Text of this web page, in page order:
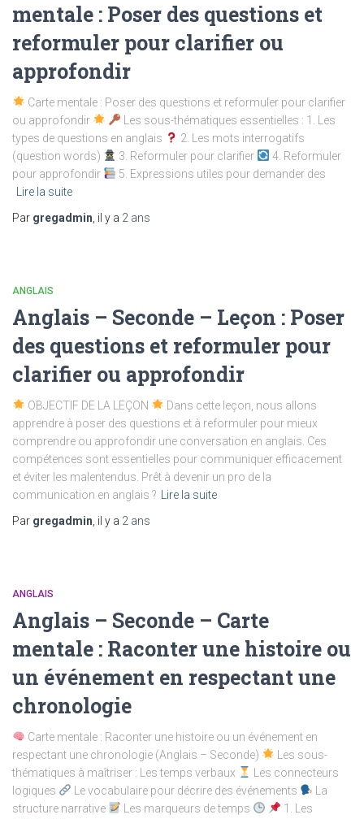
mentale : Poser des questions et
reformuler pour clarifier ou
approfondir
Carte mentale : Poser des questions et reformuler pour clarifier
ou approfondir
Les sous-thématiques essentielles : 1. Les
types de questions en anglais
2. Les mots interrogatifs
(question words)
3. Reformuler pour clarifier
4. Reformuler
pour approfondir
5. Expressions utiles pour demander des
Lire la suite
Par gregadmin , il y a 2 ans
ANGLAIS
Anglais – Seconde – Leçon : Poser
des questions et reformuler pour
clarifier ou approfondir
OBJECTIF DE LA LEÇON
Dans cette leçon, nous allons
apprendre à poser des questions et à reformuler pour mieux
comprendre ou approfondir une conversation en anglais. Ces
compétences sont essentielles pour communiquer efficacement
et éviter les malentendus. Prêt à devenir un pro de la
communication en anglais ?
Lire la suite
Par gregadmin , il y a 2 ans
ANGLAIS
Anglais – Seconde – Carte
mentale : Raconter une histoire ou
un événement en respectant une
chronologie
Carte mentale : Raconter une histoire ou un événement en
respectant une chronologie (Anglais – Seconde)
Les sous-
thématiques à maîtriser : Les temps verbaux
Les connecteurs
logiques
Le vocabulaire pour décrire des événements
La
structure narrative
Les marqueurs de temps
1. Les